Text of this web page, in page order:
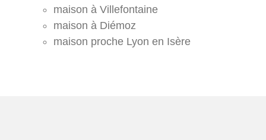
maison à Villefontaine
maison à Diémoz
maison proche Lyon en Isère